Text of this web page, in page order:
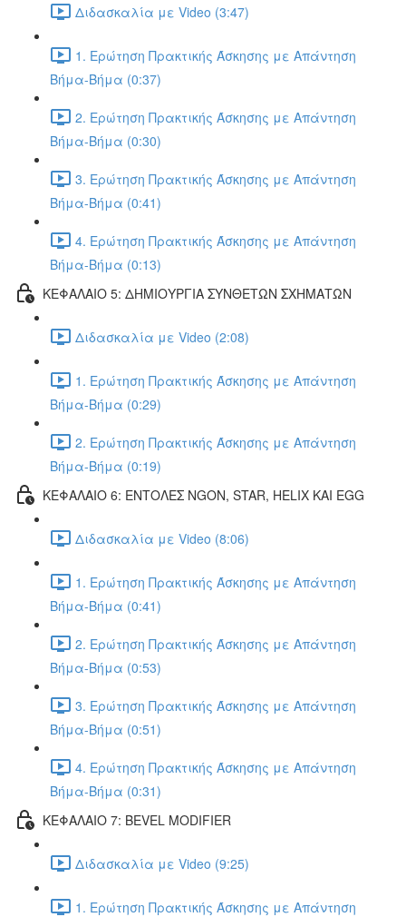
Διδασκαλία με Video (3:47)
1. Ερώτηση Πρακτικής Άσκησης με Απάντηση
Βήμα-Βήμα (0:37)
2. Ερώτηση Πρακτικής Άσκησης με Απάντηση
Βήμα-Βήμα (0:30)
3. Ερώτηση Πρακτικής Άσκησης με Απάντηση
Βήμα-Βήμα (0:41)
4. Ερώτηση Πρακτικής Άσκησης με Απάντηση
Βήμα-Βήμα (0:13)
ΚΕΦΑΛΑΙΟ 5: ΔΗΜΙΟΥΡΓΙΑ ΣΥΝΘΕΤΩΝ ΣΧΗΜΑΤΩΝ
Διδασκαλία με Video (2:08)
1. Ερώτηση Πρακτικής Άσκησης με Απάντηση
Βήμα-Βήμα (0:29)
2. Ερώτηση Πρακτικής Άσκησης με Απάντηση
Βήμα-Βήμα (0:19)
ΚΕΦΑΛΑΙΟ 6: ΕΝΤΟΛΕΣ NGON, STAR, HELIX ΚΑΙ EGG
Διδασκαλία με Video (8:06)
1. Ερώτηση Πρακτικής Άσκησης με Απάντηση
Βήμα-Βήμα (0:41)
2. Ερώτηση Πρακτικής Άσκησης με Απάντηση
Βήμα-Βήμα (0:53)
3. Ερώτηση Πρακτικής Άσκησης με Απάντηση
Βήμα-Βήμα (0:51)
4. Ερώτηση Πρακτικής Άσκησης με Απάντηση
Βήμα-Βήμα (0:31)
ΚΕΦΑΛΑΙΟ 7: BEVEL MODIFIER
Διδασκαλία με Video (9:25)
1. Ερώτηση Πρακτικής Άσκησης με Απάντηση